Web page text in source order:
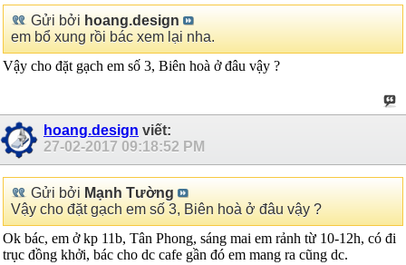
Gửi bởi hoang.design
em bổ xung rồi bác xem lại nha.
Vậy cho đặt gạch em số 3, Biên hoà ở đâu vậy ?
hoang.design viết:
27-02-2017 09:18:52 PM
Gửi bởi Mạnh Tường
Vậy cho đặt gạch em số 3, Biên hoà ở đâu vậy ?
Ok bác, em ở kp 11b, Tân Phong, sáng mai em rảnh từ 10-12h, có đi
trục đồng khởi, bác cho dc cafe gần đó em mang ra cũng dc.